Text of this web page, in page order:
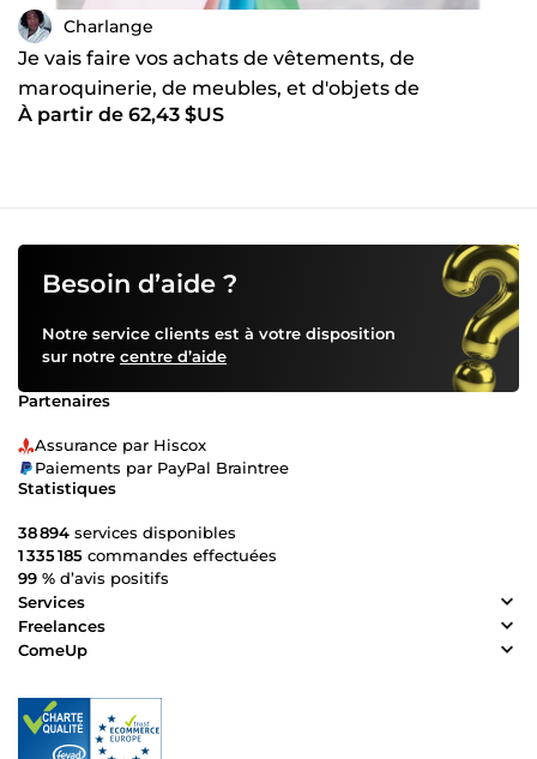
Charlange
Je vais faire vos achats de vêtements, de
maroquinerie, de meubles, et d'objets de
décoration à votre place
À partir de 62,43 $US
Besoin d’aide ?
Notre service clients est à votre disposition
sur notre centre d’aide
Partenaires
Assurance par Hiscox
Paiements par PayPal Braintree
Statistiques
38 894 services disponibles
1 335 185 commandes effectuées
99 % d’avis positifs
Services
Freelances
ComeUp